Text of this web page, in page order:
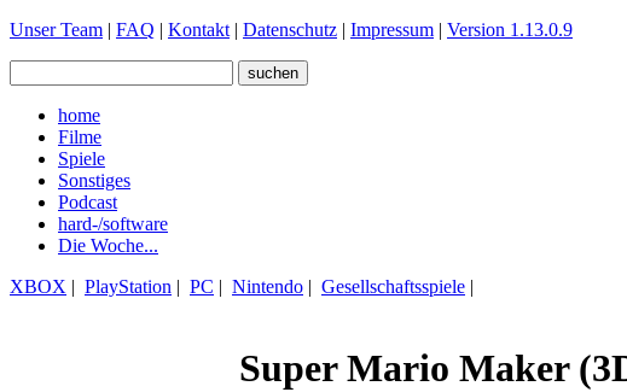
Unser Team | FAQ | Kontakt | Datenschutz | Impressum | Version 1.13.0.9
home
Filme
Spiele
Sonstiges
Podcast
hard-/software
Die Woche...
XBOX | PlayStation | PC | Nintendo | Gesellschaftsspiele |
Super Mario Maker